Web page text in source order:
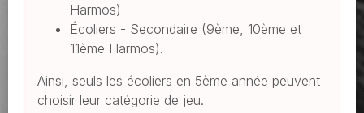
Harmos)
Écoliers - Secondaire (9ème, 10ème et
11ème Harmos).
Ainsi, seuls les écoliers en 5ème année peuvent
choisir leur catégorie de jeu.